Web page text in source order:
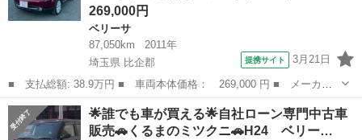
269,000円
ベリーサ
87,050km
2011年
埼玉県 比企郡
提携サイト 3月21日
■ 支払総額: 38.9万円 ■ 車両本体価格： 269,000 円 ■ メーカー
名： マツダ ■ 車種名： ベリーサ ■ グレード名： Ｃ 盗難防
止機能 助手席エアバッグ 運転席エアバッグ パワステ ＡＵＴＯ
エアコン ス...
埼玉 比企郡 ベリーサ
🌟誰でも車が買える🌟自社ローン専門中古車
販売🚗くるまのミツクニ🚗H24 ベリー…